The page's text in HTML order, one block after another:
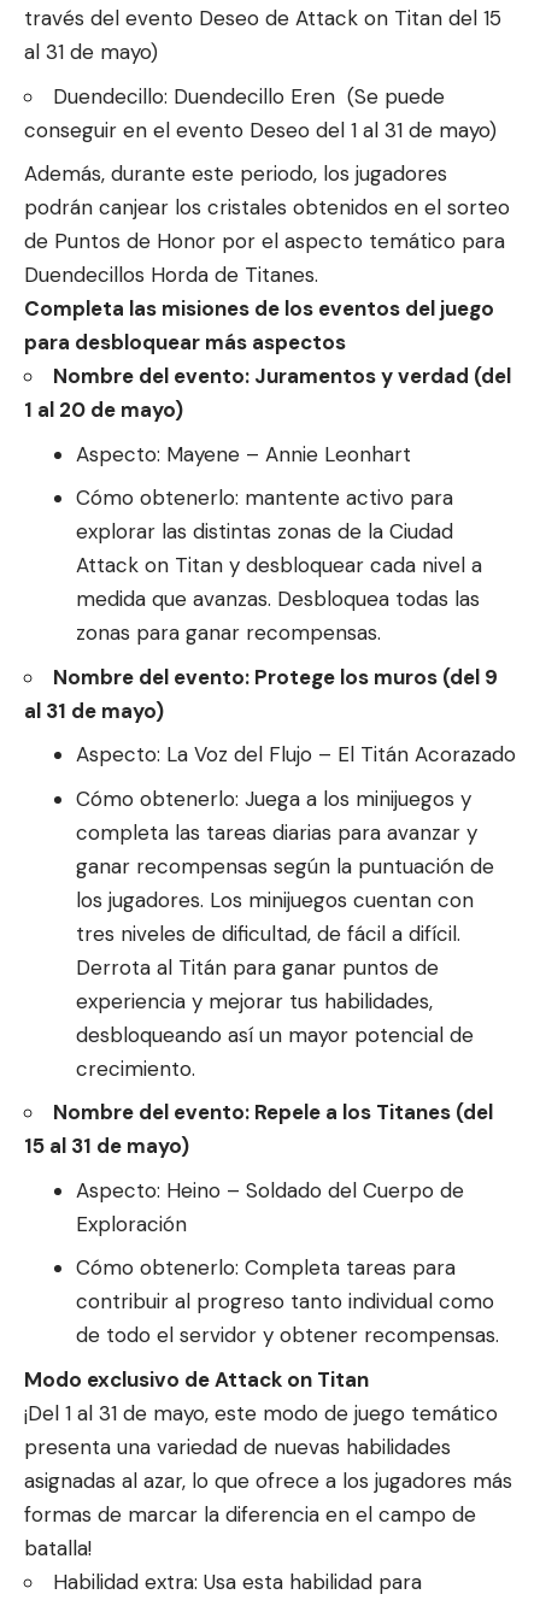
través del evento Deseo de Attack on Titan del 15
al 31 de mayo)
Duendecillo: Duendecillo Eren (Se puede
conseguir en el evento Deseo del 1 al 31 de mayo)
Además, durante este periodo, los jugadores
podrán canjear los cristales obtenidos en el sorteo
de Puntos de Honor por el aspecto temático para
Duendecillos Horda de Titanes.
Completa las misiones de los eventos del juego
para desbloquear más aspectos
Nombre del evento: Juramentos y verdad (del
1 al 20 de mayo)
Aspecto: Mayene – Annie Leonhart
Cómo obtenerlo: mantente activo para
explorar las distintas zonas de la Ciudad
Attack on Titan y desbloquear cada nivel a
medida que avanzas. Desbloquea todas las
zonas para ganar recompensas.
Nombre del evento: Protege los muros (del 9
al 31 de mayo)
Aspecto: La Voz del Flujo – El Titán Acorazado
Cómo obtenerlo: Juega a los minijuegos y
completa las tareas diarias para avanzar y
ganar recompensas según la puntuación de
los jugadores. Los minijuegos cuentan con
tres niveles de dificultad, de fácil a difícil.
Derrota al Titán para ganar puntos de
experiencia y mejorar tus habilidades,
desbloqueando así un mayor potencial de
crecimiento.
Nombre del evento: Repele a los Titanes (del
15 al 31 de mayo)
Aspecto: Heino – Soldado del Cuerpo de
Exploración
Cómo obtenerlo: Completa tareas para
contribuir al progreso tanto individual como
de todo el servidor y obtener recompensas.
Modo exclusivo de Attack on Titan
¡Del 1 al 31 de mayo, este modo de juego temático
presenta una variedad de nuevas habilidades
asignadas al azar, lo que ofrece a los jugadores más
formas de marcar la diferencia en el campo de
batalla!
Habilidad extra: Usa esta habilidad para